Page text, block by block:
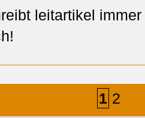
leitartikel
1 2